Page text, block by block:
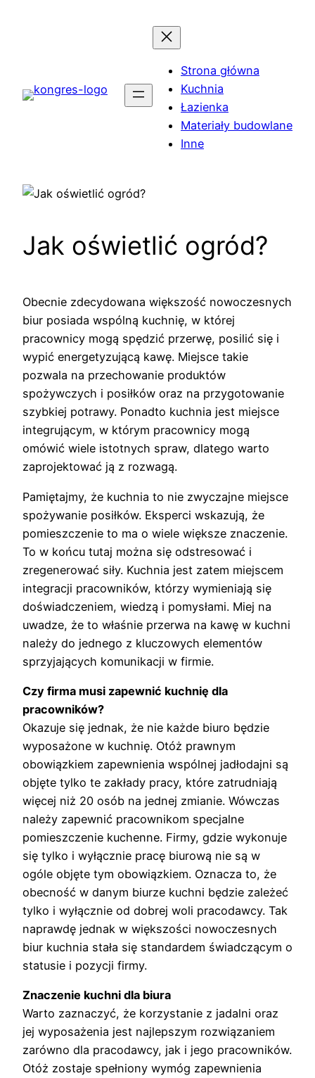
Strona główna
Kuchnia
Łazienka
Materiały budowlane
Inne
Jak oświetlić ogród?
Obecnie zdecydowana większość nowoczesnych
biur posiada wspólną kuchnię, w której
pracownicy mogą spędzić przerwę, posilić się i
wypić energetyzującą kawę. Miejsce takie
pozwala na przechowanie produktów
spożywczych i posiłków oraz na przygotowanie
szybkiej potrawy. Ponadto kuchnia jest miejsce
integrującym, w którym pracownicy mogą
omówić wiele istotnych spraw, dlatego warto
zaprojektować ją z rozwagą.
Pamiętajmy, że kuchnia to nie zwyczajne miejsce
spożywanie posiłków. Eksperci wskazują, że
pomieszczenie to ma o wiele większe znaczenie.
To w końcu tutaj można się odstresować i
zregenerować siły. Kuchnia jest zatem miejscem
integracji pracowników, którzy wymieniają się
doświadczeniem, wiedzą i pomysłami. Miej na
uwadze, że to właśnie przerwa na kawę w kuchni
należy do jednego z kluczowych elementów
sprzyjających komunikacji w firmie.
Czy firma musi zapewnić kuchnię dla
pracowników?
Okazuje się jednak, że nie każde biuro będzie
wyposażone w kuchnię. Otóż prawnym
obowiązkiem zapewnienia wspólnej jadłodajni są
objęte tylko te zakłady pracy, które zatrudniają
więcej niż 20 osób na jednej zmianie. Wówczas
należy zapewnić pracownikom specjalne
pomieszczenie kuchenne. Firmy, gdzie wykonuje
się tylko i wyłącznie pracę biurową nie są w
ogóle objęte tym obowiązkiem. Oznacza to, że
obecność w danym biurze kuchni będzie zależeć
tylko i wyłącznie od dobrej woli pracodawcy. Tak
naprawdę jednak w większości nowoczesnych
biur kuchnia stała się standardem świadczącym o
statusie i pozycji firmy.
Znaczenie kuchni dla biura
Warto zaznaczyć, że korzystanie z jadalni oraz
jej wyposażenia jest najlepszym rozwiązaniem
zarówno dla pracodawcy, jak i jego pracowników.
Otóż zostaje spełniony wymóg zapewnienia